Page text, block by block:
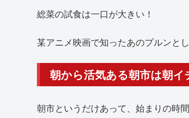
総菜の試食は一口が大きい！
某アニメ映画で知ったあのプルンと
朝から活気ある朝市は朝
朝市というだけあって、始まりの時